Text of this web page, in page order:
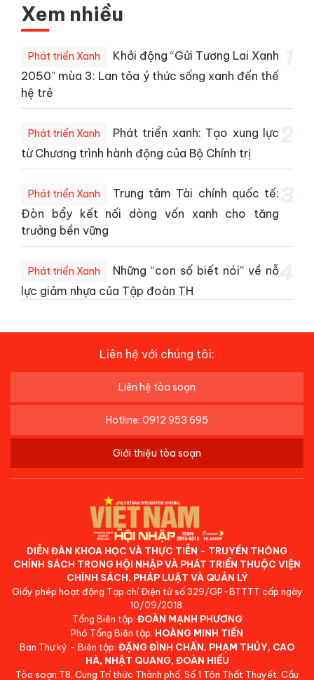
Xem nhiều
Phát triển Xanh
Khởi động “Gửi Tương Lai Xanh
2050” mùa 3: Lan tỏa ý thức sống xanh đến thế
hệ trẻ
Phát triển Xanh
Phát triển xanh: Tạo xung lực
từ Chương trình hành động của Bộ Chính trị
Phát triển Xanh
Trung tâm Tài chính quốc tế:
Đòn bẩy kết nối dòng vốn xanh cho tăng
trưởng bền vững
Phát triển Xanh
Những “con số biết nói” về nỗ
lực giảm nhựa của Tập đoàn TH
4
Liên hệ với chúng tôi:
Liên hệ tòa soạn
Hotline: 0912 953 695
Giới thiệu tòa soạn
DIỄN ĐÀN KHOA HỌC VÀ THỰC TIỄN - TRUYỀN THÔNG
CHÍNH SÁCH TRONG HỘI NHẬP VÀ PHÁT TRIỂN THUỘC VIỆN
CHÍNH SÁCH, PHÁP LUẬT VÀ QUẢN LÝ
Giấy phép hoạt động Tạp chí Điện tử số 329/GP-BTTTT cấp ngày
10/09/2018.
Tổng Biên tập: ĐOÀN MẠNH PHƯƠNG
Phó Tổng Biên tập: HOÀNG MINH TIẾN
Ban Thư ký - Biên tập: ĐẶNG ĐÌNH CHẤN, PHẠM THỦY, CAO
HÀ, NHẬT QUANG, ĐOÀN HIẾU
Tòa soạn:T8, Cung Trí thức Thành phố, Số 1 Tôn Thất Thuyết, Cầu